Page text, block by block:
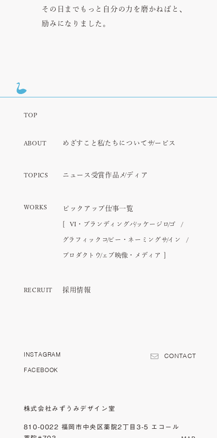
その日までもっと自分の力を磨かねばと、
励みになりました。
TOP
ABOUT めざすこと私たちについてサービス
TOPICS ニュース受賞作品メディア
WORKS ピックアップ仕事一覧
VI・ブランディングパッケージ ロゴ
グラフィック コピー・ネーミングサイン
プロダクト ウェブ映像・メディア
RECRUIT 採用情報
INSTAGRAM
FACEBOOK
CONTACT
株式会社みずうみデザイン室
810-0022 福岡市中央区薬院2丁目3-5 エコール